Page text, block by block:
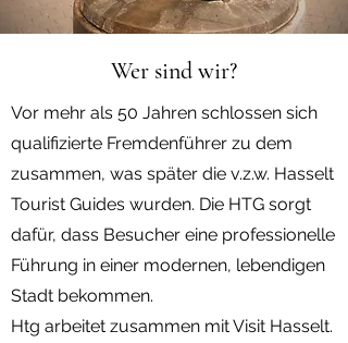
Wer sind wir?
Vor mehr als 50 Jahren schlossen sich
qualifizierte Fremdenführer zu dem
zusammen, was später die v.z.w. Hasselt
Tourist Guides wurden. Die HTG sorgt
dafür, dass Besucher eine professionelle
Führung in einer modernen, lebendigen
Stadt bekommen.
Htg arbeitet zusammen mit Visit Hasselt.